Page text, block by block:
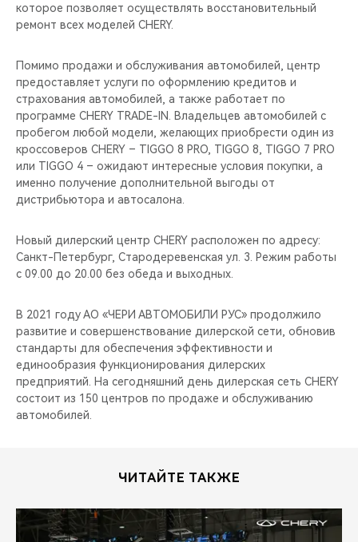
которое позволяет осуществлять восстановительный
ремонт всех моделей CHERY.
Помимо продажи и обслуживания автомобилей, центр
предоставляет услуги по оформлению кредитов и
страхования автомобилей, а также работает по
программе CHERY TRADE-IN. Владельцев автомобилей с
пробегом любой модели, желающих приобрести один из
кроссоверов CHERY – TIGGO 8 PRO, TIGGO 8, TIGGO 7 PRO
или TIGGO 4 – ожидают интересные условия покупки, а
именно получение дополнительной выгоды от
дистрибьютора и автосалона.
Новый дилерский центр CHERY расположен по адресу:
Санкт-Петербург, Стародеревенская ул. 3. Режим работы
с 09.00 до 20.00 без обеда и выходных.
В 2021 году АО «ЧЕРИ АВТОМОБИЛИ РУС» продолжило
развитие и совершенствование дилерской сети, обновив
стандарты для обеспечения эффективности и
единообразия функционирования дилерских
предприятий. На сегодняшний день дилерская сеть CHERY
состоит из 150 центров по продаже и обслуживанию
автомобилей.
ЧИТАЙТЕ ТАКЖЕ